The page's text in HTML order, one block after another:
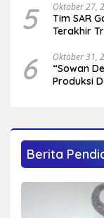
5 Oktober 27,
Tim SAR
Terakhir
6 Oktober 31,
“Sowan
Produksi
Berita